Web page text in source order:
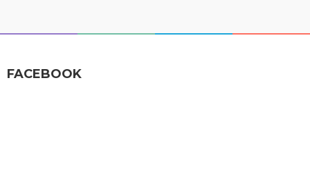
FACEBOOK